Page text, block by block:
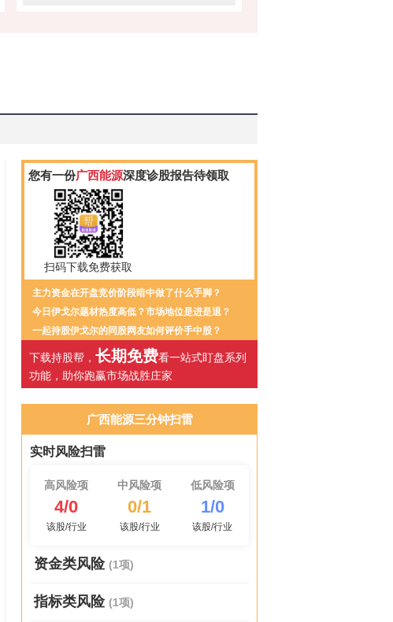
您有一份广西能源深度诊股报告待领取
扫码下载免费获取
主力资金在开盘竞价阶段暗中做了什么手脚？
今日伊戈尔题材热度高低？市场地位是进是退？
一起持股伊戈尔的同股网友如何评价手中股？
下载持股帮， 长期免费看一站式盯盘系列
功能，助你跑赢市场战胜庄家
广西能源三分钟扫雷
实时风险扫雷
高风险项
4/0
该股/行业
中风险项
0/1
该股/行业
低风险项
1/0
该股/行业
资金类风险 (1项)
指标类风险 (1项)